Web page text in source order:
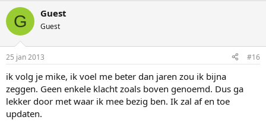
G Guest
Guest
25 jan 2013 #16
ik volg je mike, ik voel me beter dan jaren zou ik bijna
zeggen. Geen enkele klacht zoals boven genoemd. Dus ga
lekker door met waar ik mee bezig ben. Ik zal af en toe
updaten.